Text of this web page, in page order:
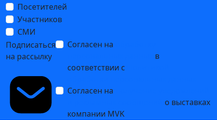
Посетителей
Участников
СМИ
Подписаться
на рассылку
Согласен на
в
соответствии с
Согласен на
о выставках
компании MVK